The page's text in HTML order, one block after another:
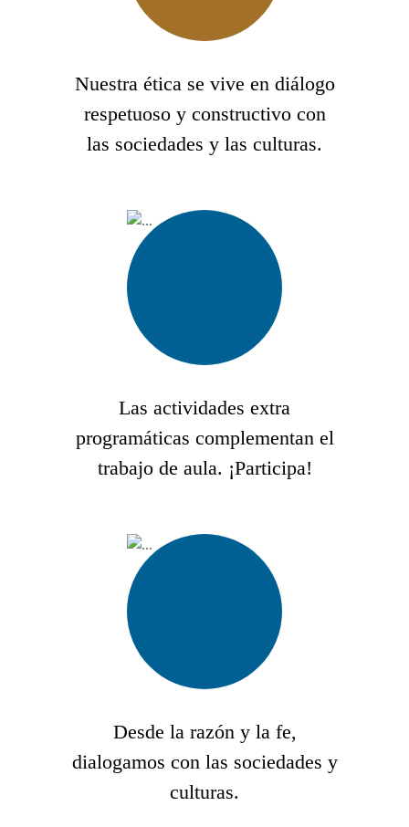
Nuestra ética se vive en diálogo
respetuoso y constructivo con
las sociedades y las culturas.
Las actividades extra
programáticas complementan el
trabajo de aula. ¡Participa!
Desde la razón y la fe,
dialogamos con las sociedades y
culturas.